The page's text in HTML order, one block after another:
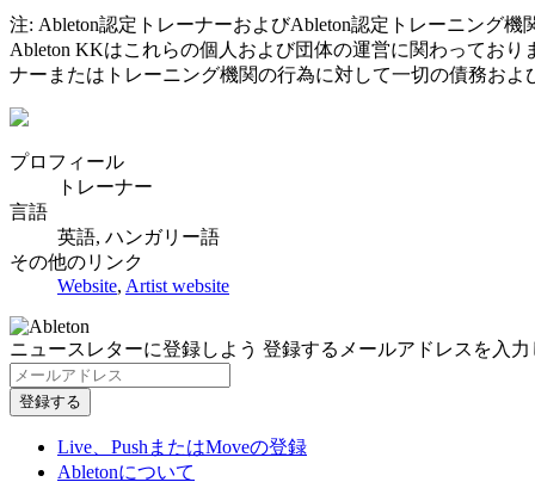
注: Ableton認定トレーナーおよびAbleton認定トレーニング
Ableton KKはこれらの個人および団体の運営に関わってお
ナーまたはトレーニング機関の行為に対して一切の債務およ
プロフィール
トレーナー
言語
英語, ハンガリー語
その他のリンク
Website, Artist website
ニュースレターに登録しよう 登録するメールアドレスを入
Live、PushまたはMoveの登録
Abletonについて